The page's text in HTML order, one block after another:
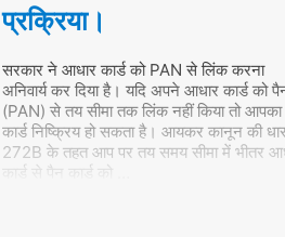
प्रक्रिया।
सरकार ने आधार कार्ड को PAN से लिंक करना
अनिवार्य कर दिया है। यदि अपने आधार कार्ड को
(PAN) से तय सीमा तक लिंक नहीं किया तो
कार्ड निष्क्रिय हो सकता है। आयकर कानून की
272B के तहत आप पर तय समय सीमा में भीतर
कार्ड से पैन कार्ड को